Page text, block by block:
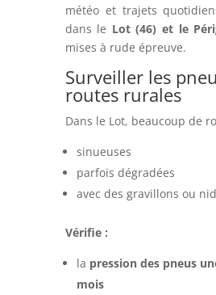
météo et trajets
dans le Lot (46) et le
mises à rude épreuve.
Surveiller les
routes rurales
Dans le Lot, beaucoup de
sinueuses
parfois dégradées
avec des gravillons ou
Vérifie :
la pression des pneus
mois